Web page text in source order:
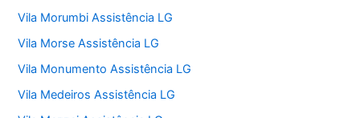
Vila Morumbi Assistência LG
Vila Morse Assistência LG
Vila Monumento Assistência LG
Vila Medeiros Assistência LG